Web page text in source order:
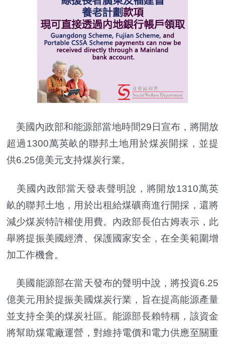
美國內政部和能源部當地時間29日宣布，將開放
超過1300萬英畝的聯邦土地用於煤炭開採，並提
供6.25億美元支持煤炭行業。
美國內政部當天發表聲明說，將開放1310萬英
畝的聯邦土地，用於出租給煤礦商進行開採，還將
減少煤炭特許權使用費。內政部長伯古姆表示，此
舉將提振美國經濟、保護國家安全，在全美範圍增
加工作機會。
美國能源部在當天發布的聲明中說，將投資6.25
億美元用於提振美國煤炭行業，旨在提高能源產量
並支持全美的煤炭社區。能源部長賴特稱，該資金
將幫助煤電廠運營，對維持電價和電力供應至關重